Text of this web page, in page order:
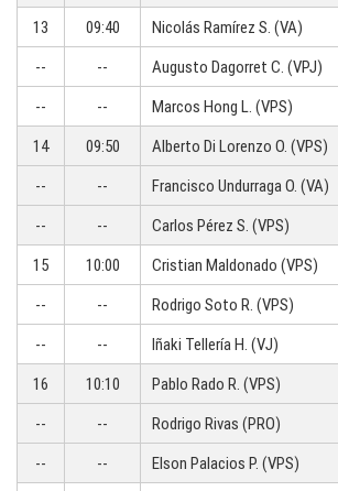
13
09:40 Nicolás Ramírez S. (VA)
--
-- Augusto Dagorret C. (VPJ)
--
-- Marcos Hong L. (VPS)
14
09:50 Alberto Di Lorenzo O. (VPS)
--
-- Francisco Undurraga O. (VA)
--
-- Carlos Pérez S. (VPS)
15
10:00 Cristian Maldonado (VPS)
--
-- Rodrigo Soto R. (VPS)
--
-- Iñaki Tellería H. (VJ)
16
10:10 Pablo Rado R. (VPS)
--
-- Rodrigo Rivas (PRO)
--
-- Elson Palacios P. (VPS)